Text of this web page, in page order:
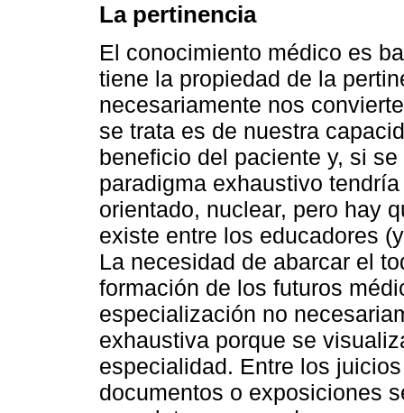
La pertinencia
El conocimiento médico es
tiene la propiedad de la
necesariamente nos
se trata es de nuestra
beneficio del paciente y, si
paradigma exhaustivo
orientado, nuclear, pero hay
existe entre los educadores
La necesidad de abarcar el
formación de los futuros
especialización no
exhaustiva porque se
especialidad. Entre los
documentos o exposiciones